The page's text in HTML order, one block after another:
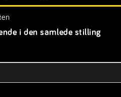
i den samlede stilling